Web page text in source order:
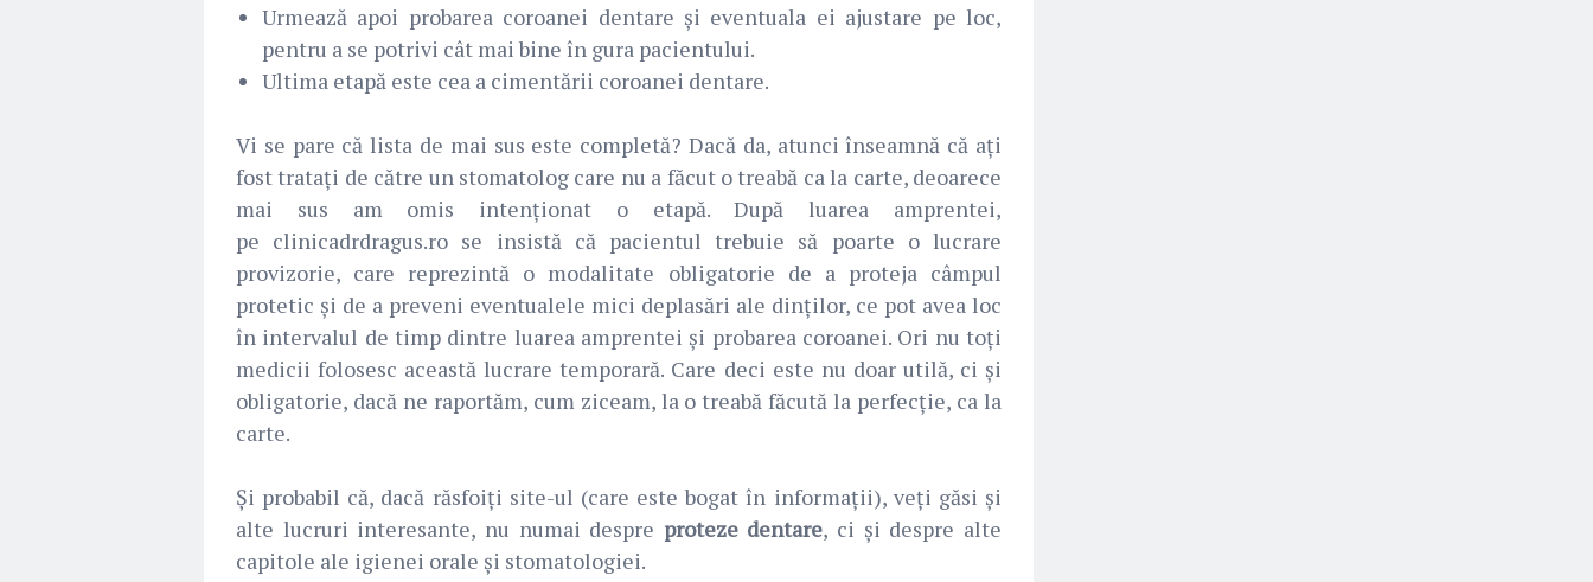
Urmează apoi probarea coroanei dentare și eventuala ei ajustare pe loc,
pentru a se potrivi cât mai bine în gura pacientului.
Ultima etapă este cea a cimentării coroanei dentare.
Vi se pare că lista de mai sus este completă? Dacă da, atunci înseamnă că ați
fost tratați de către un stomatolog care nu a făcut o treabă ca la carte, deoarece
mai sus am omis intenționat o etapă. După luarea amprentei,
pe clinicadrdragus.ro se insistă că pacientul trebuie să poarte o lucrare
provizorie, care reprezintă o modalitate obligatorie de a proteja câmpul
protetic și de a preveni eventualele mici deplasări ale dinților, ce pot avea loc
în intervalul de timp dintre luarea amprentei și probarea coroanei. Ori nu toți
medicii folosesc această lucrare temporară. Care deci este nu doar utilă, ci și
obligatorie, dacă ne raportăm, cum ziceam, la o treabă făcută la perfecție, ca la
carte.
Și probabil că, dacă răsfoiți site-ul (care este bogat în informații), veți găsi și
alte lucruri interesante, nu numai despre proteze dentare, ci și despre alte
capitole ale igienei orale și stomatologiei.